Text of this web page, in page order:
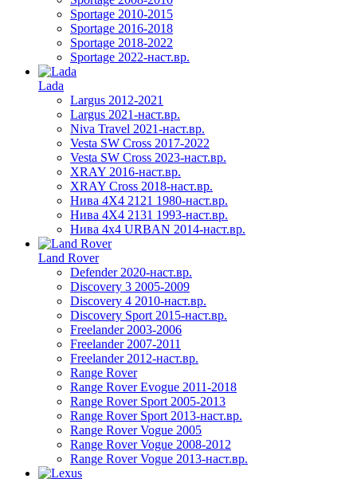
Sportage 2010-2015
Sportage 2016-2018
Sportage 2018-2022
Sportage 2022-наст.вр.
Lada
Largus 2012-2021
Largus 2021-наст.вр.
Niva Travel 2021-наст.вр.
Vesta SW Cross 2017-2022
Vesta SW Cross 2023-наст.вр.
XRAY 2016-наст.вр.
XRAY Cross 2018-наст.вр.
Нива 4X4 2121 1980-наст.вр.
Нива 4X4 2131 1993-наст.вр.
Нива 4х4 URBAN 2014-наст.вр.
Land Rover
Defender 2020-наст.вр.
Discovery 3 2005-2009
Discovery 4 2010-наст.вр.
Discovery Sport 2015-наст.вр.
Freelander 2003-2006
Freelander 2007-2011
Freelander 2012-наст.вр.
Range Rover
Range Rover Evogue 2011-2018
Range Rover Sport 2005-2013
Range Rover Sport 2013-наст.вр.
Range Rover Vogue 2005
Range Rover Vogue 2008-2012
Range Rover Vogue 2013-наст.вр.